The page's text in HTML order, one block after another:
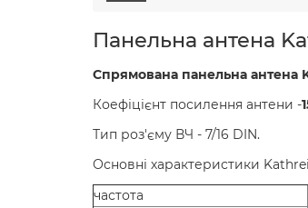
Панельна антена
Спрямована панельна антена
Коефіцієнт посилення антени -
Тип роз'єму ВЧ - 7/16 DIN.
Основні характеристики
частота